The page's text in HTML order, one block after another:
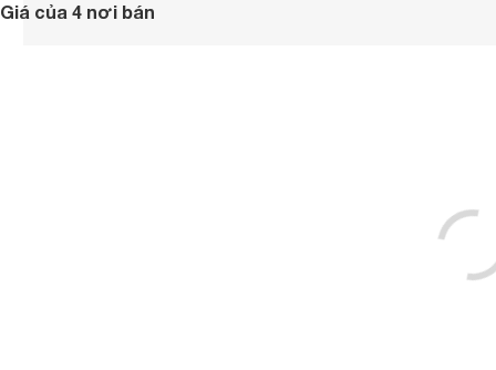
Giá của 4 nơi bán